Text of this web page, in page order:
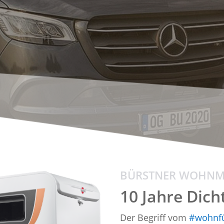
BÜRSTNER
10 Jahre
Der Begriff vom